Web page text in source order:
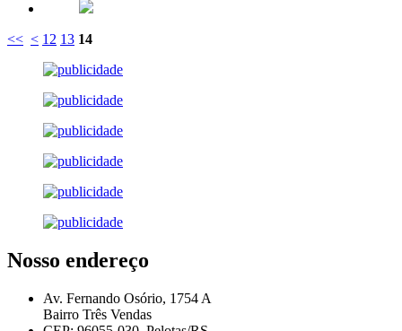
<< < 12 13 14
Nosso endereço
Av. Fernando Osório, 1754 A
Bairro Três Vendas